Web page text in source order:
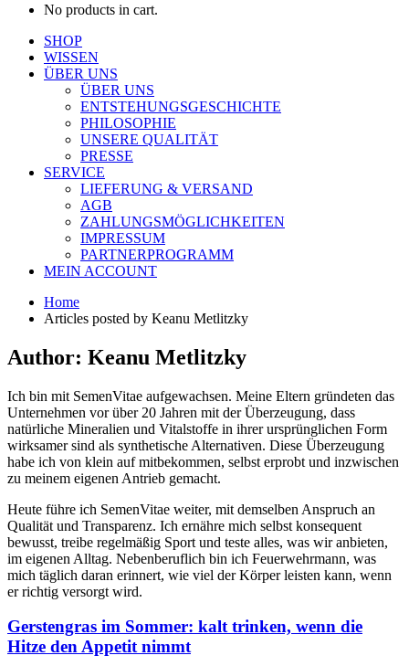
No products in cart.
SHOP
WISSEN
ÜBER UNS
ÜBER UNS
ENTSTEHUNGSGESCHICHTE
PHILOSOPHIE
UNSERE QUALITÄT
PRESSE
SERVICE
LIEFERUNG & VERSAND
AGB
ZAHLUNGSMÖGLICHKEITEN
IMPRESSUM
PARTNERPROGRAMM
MEIN ACCOUNT
Home
Articles posted by Keanu Metlitzky
Author: Keanu Metlitzky
Ich bin mit SemenVitae aufgewachsen. Meine Eltern gründeten das
Unternehmen vor über 20 Jahren mit der Überzeugung, dass
natürliche Mineralien und Vitalstoffe in ihrer ursprünglichen Form
wirksamer sind als synthetische Alternativen. Diese Überzeugung
habe ich von klein auf mitbekommen, selbst erprobt und inzwischen
zu meinem eigenen Antrieb gemacht.
Heute führe ich SemenVitae weiter, mit demselben Anspruch an
Qualität und Transparenz. Ich ernähre mich selbst konsequent
bewusst, treibe regelmäßig Sport und teste alles, was wir anbieten,
im eigenen Alltag. Nebenberuflich bin ich Feuerwehrmann, was
mich täglich daran erinnert, wie viel der Körper leisten kann, wenn
er richtig versorgt wird.
Gerstengras im Sommer: kalt trinken, wenn die
Hitze den Appetit nimmt